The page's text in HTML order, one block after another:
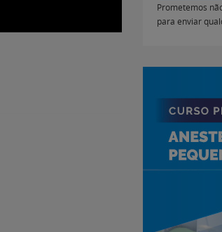
Prometemos
para enviar